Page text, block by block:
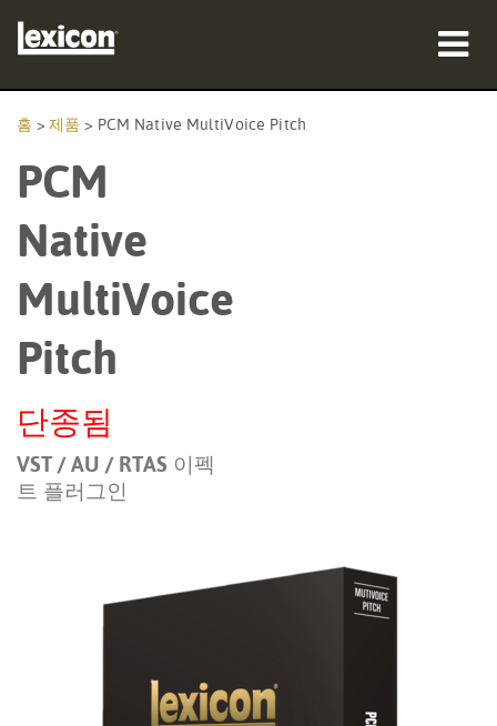
구매처
교육
지원
언어/지역
홈 >제품 > PCM Native MultiVoice Pitch
PCM
Native
MultiVoice
Pitch
단종됨
VST / AU / RTAS 이펙
트 플러그인